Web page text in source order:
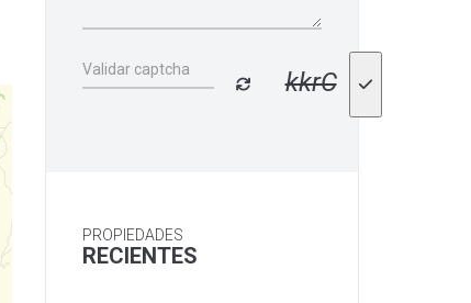
kkrC
PROPIEDADES
RECIENTES